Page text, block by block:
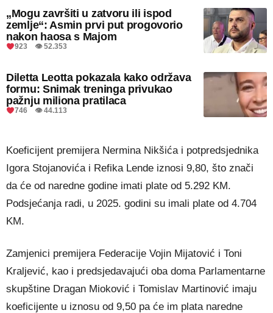
„Mogu završiti u zatvoru ili ispod
zemlje“: Asmin prvi put progovorio
nakon haosa s Majom
923 👁 52.353
Diletta Leotta pokazala kako održava
formu: Snimak treninga privukao
pažnju miliona pratilaca
746 👁 44.113
Koeficijent premijera Nermina Nikšića i potpredsjednika
Igora Stojanovića i Refika Lende iznosi 9,80, što znači
da će od naredne godine imati plate od 5.292 KM.
Podsjećanja radi, u 2025. godini su imali plate od 4.704
KM.
Zamjenici premijera Federacije Vojin Mijatović i Toni
Kraljević, kao i predsjedavajući oba doma Parlamentarne
skupštine Dragan Mioković i Tomislav Martinović imaju
koeficijente u iznosu od 9,50 pa će im plata naredne